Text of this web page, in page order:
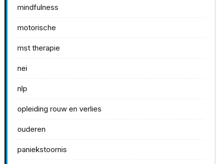
mindfulness
motorische
mst therapie
nei
nlp
opleiding rouw en verlies
ouderen
paniekstoornis